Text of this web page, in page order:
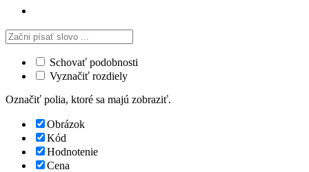
Schovať podobnosti
Vyznačiť rozdiely
Označiť polia, ktoré sa majú zobraziť.
Obrázok
Kód
Hodnotenie
Cena